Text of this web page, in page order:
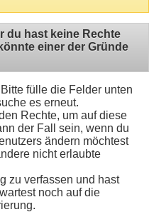
du hast keine Rechte
einer der Gründe
fülle die Felder unten
es erneut.
Rechte, um auf diese
der Fall sein, wenn du
ändern möchtest
nicht erlaubte
zu verfassen und hast
noch auf die